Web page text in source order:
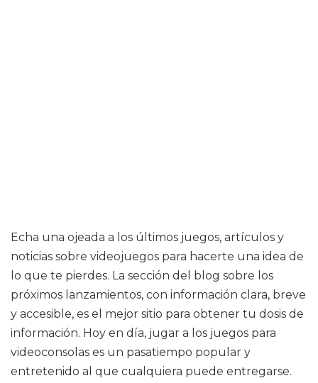
Echa una ojeada a los últimos juegos, artículos y
noticias sobre videojuegos para hacerte una idea de
lo que te pierdes. La sección del blog sobre los
próximos lanzamientos, con información clara, breve
y accesible, es el mejor sitio para obtener tu dosis de
información. Hoy en día, jugar a los juegos para
videoconsolas es un pasatiempo popular y
entretenido al que cualquiera puede entregarse.